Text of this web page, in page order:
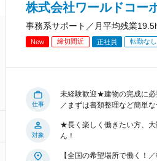
株式会社ワールドコー
事務系サポート／月平均残業
New 締切間近 正社員 転勤なし
仕事
未経験歓迎★建物の完成に
／まずは書類整理など簡単
対象
★長く楽しく働きたい方、
ん！
【全国の希望場所で働く！